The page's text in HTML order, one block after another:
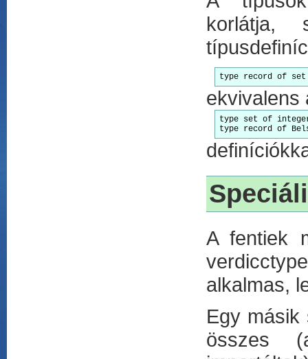
korlátja,
type record of
ekvivalens
type set of
type record of
A fentiek
alkalmas,
Egy másik
összes